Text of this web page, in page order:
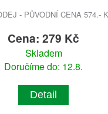
- PŮVODNÍ CENA 574.-
Cena: 279 Kč
Skladem
Doručíme do: 12.8.
Detail